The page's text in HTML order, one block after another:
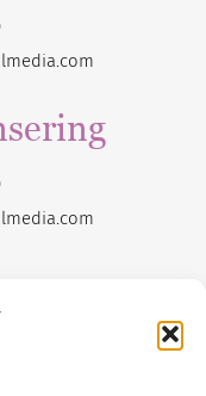
.com